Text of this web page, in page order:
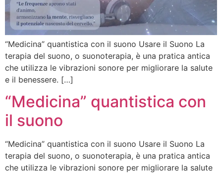
“Medicina” quantistica con il suono Usare il Suono La
terapia del suono, o suonoterapia, è una pratica antica
che utilizza le vibrazioni sonore per migliorare la salute
e il benessere. […]
“Medicina” quantistica con
il suono
“Medicina” quantistica con il suono Usare il Suono La
terapia del suono, o suonoterapia, è una pratica antica
che utilizza le vibrazioni sonore per migliorare la salute